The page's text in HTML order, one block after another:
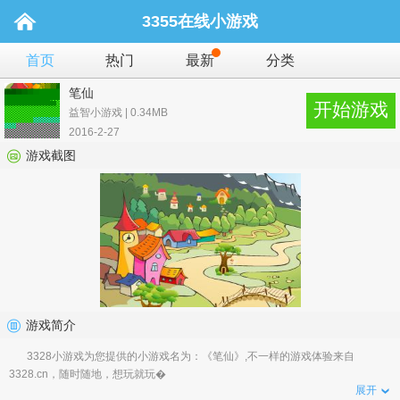
3355在线小游戏
首页 热门 最新 分类
笔仙
益智小游戏 | 0.34MB
2016-2-27
开始游戏
游戏截图
游戏简介
3328小游戏为您提供的小游戏名为：《笔仙》,不一样的游戏体验来自
3328.cn，随时随地，想玩就玩�
展开